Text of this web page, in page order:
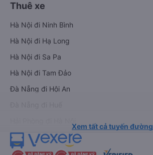
Thuê xe
Hà Nội đi Ninh Bình
Hà Nội đi Hạ Long
Hà Nội đi Sa Pa
Hà Nội đi Tam Đảo
Đà Nẵng đi Hội An
Xem tất cả tuyến đường